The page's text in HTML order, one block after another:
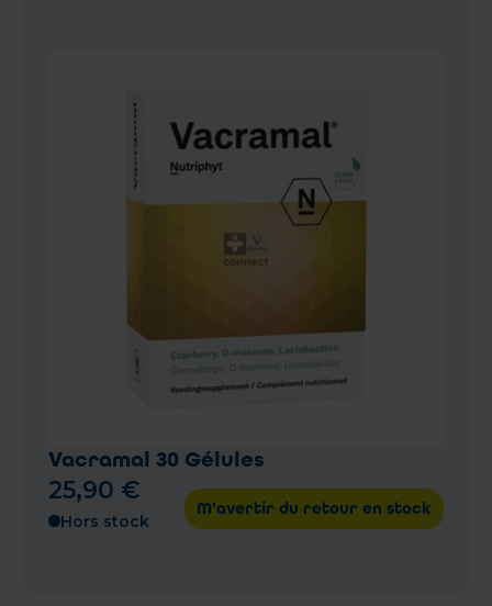
Vacramal 30 Gélules
25,90 €
Hors stock
M'avertir du retour en stock